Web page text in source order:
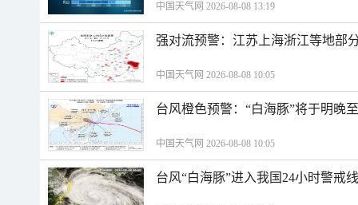
中国天气网 2026-08-08 13:19
强对流预警：江苏上海浙江等地部
中国天气网 2026-08-08 10:05
台风橙色预警：“白海豚”将于明晚
中国天气网 2026-08-08 10:05
台风“白海豚”进入我国24小时警戒